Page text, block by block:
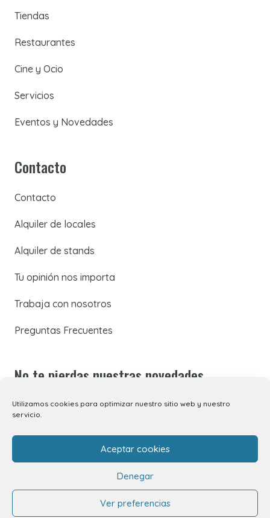
Utilizamos cookies para optimizar nuestro sitio web y nuestro
servicio.
Aceptar cookies
Denegar
Ver preferencias
Tiendas
Restaurantes
Cine y Ocio
Servicios
Eventos y Novedades
Contacto
Contacto
Alquiler de locales
Alquiler de stands
Tu opinión nos importa
Trabaja con nosotros
Preguntas Frecuentes
No te pierdas nuestras novedades
Suscríbete a nuestra newsletter para recibir todas las
nuestras redes sociales.